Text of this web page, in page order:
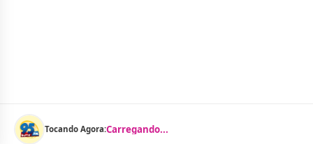
Tocando Agora:Carregando...